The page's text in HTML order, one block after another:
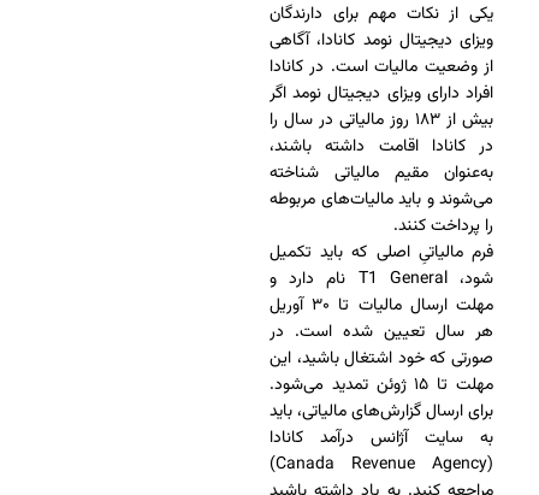
یکی از نکات مهم برای دارندگان
ویزای دیجیتال نومد کانادا، آگاهی
از وضعیت مالیات است. در کانادا
افراد دارای ویزای دیجیتال نومد اگر
بیش از ۱۸۳ روز مالیاتی در سال را
در کانادا اقامت داشته باشند،
به‌عنوان مقیم مالیاتی شناخته
می‌شوند و باید مالیات‌های مربوطه
را پرداخت کنند.
فرم مالیاتیِ اصلی که باید تکمیل
شود، T1 General نام دارد و
مهلت ارسال مالیات تا ۳۰ آوریل
هر سال تعیین شده است. در
صورتی که خود اشتغال باشید، این
مهلت تا ۱۵ ژوئن تمدید می‌شود.
برای ارسال گزارش‌های مالیاتی، باید
به سایت آژانس درآمد کانادا
(Canada Revenue Agency)